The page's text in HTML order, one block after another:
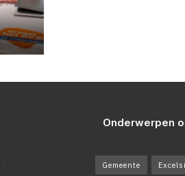
Onderwerpen
Gemeente